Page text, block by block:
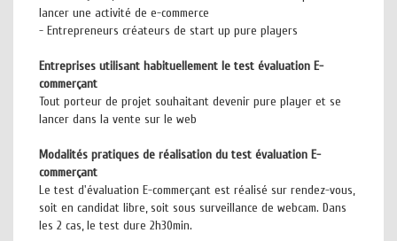
lancer une activité de e-commerce
- Entrepreneurs créateurs de start up pure players
Entreprises utilisant habituellement le test évaluation E-
commerçant
Tout porteur de projet souhaitant devenir pure player et se
lancer dans la vente sur le web
Modalités pratiques de réalisation du test évaluation E-
commerçant
Le test d'évaluation E-commerçant est réalisé sur rendez-vous,
soit en candidat libre, soit sous surveillance de webcam. Dans
les 2 cas, le test dure 2h30min.